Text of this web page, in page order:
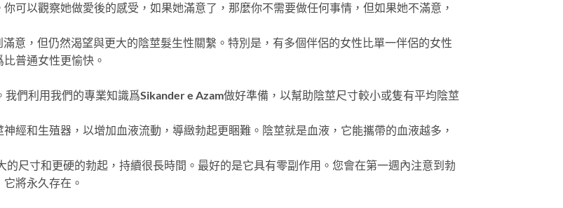
可以觀察她做愛後的感受，如果她滿意了，那麼你不需要做任何事情，但如果她不滿意，
意，但仍然渴望與更大的陰莖髮生性關繫。特別是，有多個伴侶的女性比單一伴侶的女性
普通女性更愉快。
們利用我們的專業知識爲Sikander e Azam做好準備，以幫助陰莖尺寸較小或隻有平均陰莖
經和生殖器，以增加血液流動，導緻勃起更睏難。陰莖就是血液，它能攜帶的血液越多，
尺寸和更硬的勃起，持續很長時間。最好的是它具有零副作用。您會在第一週內注意到勃
將永久存在。